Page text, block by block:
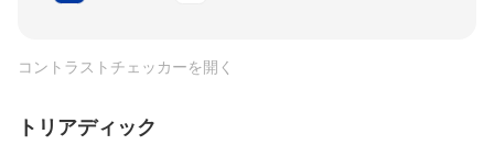
コントラストチェッカーを開く
トリアディック